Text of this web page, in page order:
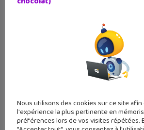
Shin Zero (tome 1), un manga
Nous utilisons des cookies sur ce site
l'expérience la plus pertinente en
préférences lors de vos visites répétées.